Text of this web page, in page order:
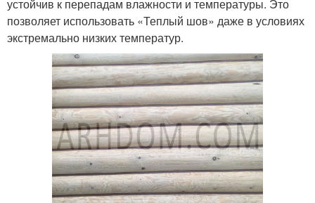
устойчив к перепадам влажности и температуры. Это
позволяет использовать «Теплый шов» даже в условиях
экстремально низких температур.